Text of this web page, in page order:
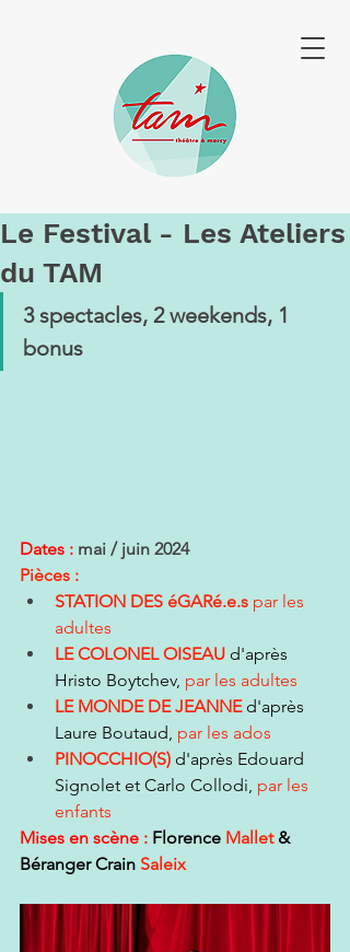
Le Festival - Les Ateliers
du TAM
3 spectacles, 2 weekends, 1
bonus
Dates : mai / juin 2024
Pièces :
STATION DES éGARé.e.s par les
adultes
LE COLONEL OISEAU d'après
Hristo Boytchev, par les adultes
LE MONDE DE JEANNE d'après
Laure Boutaud, par les ados
PINOCCHIO(S) d'après Edouard
Signolet et Carlo Collodi, par les
enfants
Mises en scène : Florence Mallet &
Béranger Crain Saleix